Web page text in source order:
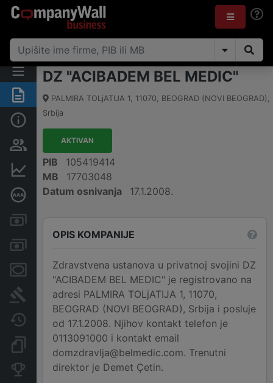
Rezime
Osnovni podaci
Vlasnička struktura
Dubinska bonitetna ocena
Kreditni limit kompanije
Menice i zaloge
Sudski sporovi
Javne nabavke
Dokumenti i objave
Konkurentske kompanije
DZ "ACIBADEM BEL MEDIC"
PALMIRA TOLjATIJA 1, 11070, BEOGRAD (NOVI BEOGRAD) ,
Srbija
AKTIVAN
PIB
105419414
MB
17703048
Datum osnivanja
17.1.2008.
OPIS KOMPANIJE
Zdravstvena ustanova u privatnoj svojini DZ
"ACIBADEM BEL MEDIC" je registrovano na
adresi PALMIRA TOLjATIJA 1, 11070,
BEOGRAD (NOVI BEOGRAD), Srbija i posluje
od 17.1.2008. Njihov kontakt telefon je
0113091000 i kontakt email
domzdravlja@belmedic.com. Trenutni
direktor je Demet Çetin.